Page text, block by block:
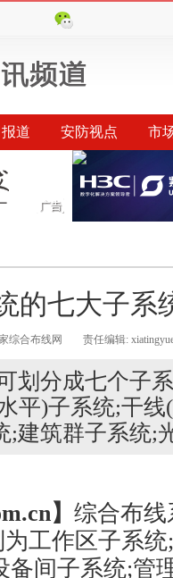
道 安防视点 市
榜单
的七大子系
综合布线网 责任编辑:
划分成七个子
平)子系统;干
;建筑群子系统;
】 综合布
工作区子系
备间子系统;管